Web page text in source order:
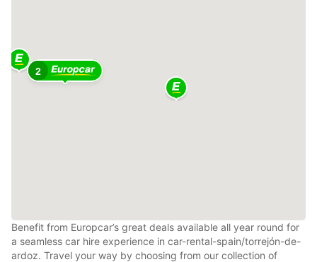
2
Benefit from Europcar’s great deals available all year round for
a seamless car hire experience in car-rental-spain/torrejón-de-
ardoz. Travel your way by choosing from our collection of